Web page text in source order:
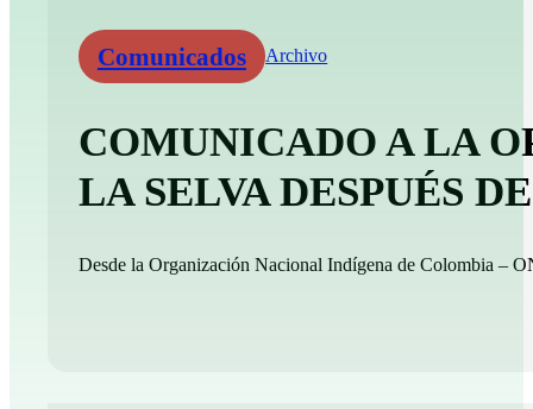
Comunicados Archivo
COMUNICADO A LA
LA SELVA DESPUÉS
Desde la Organización Nacional Indígena de Colombia –